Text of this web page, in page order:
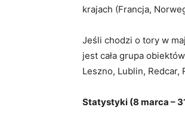
krajach (Francja,
Jeśli chodzi o tory w
jest cała grupa
Leszno, Lublin, Redcar,
Statystyki (8 marca –